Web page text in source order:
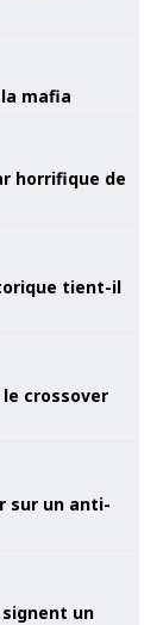
mafia
horrifique de
tient-il
le crossover
sur un anti-
signent un